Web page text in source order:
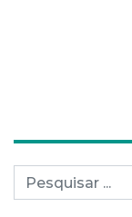
Pesquisar por: